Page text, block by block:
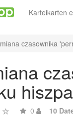
Karteikarten
czasownika
0 10